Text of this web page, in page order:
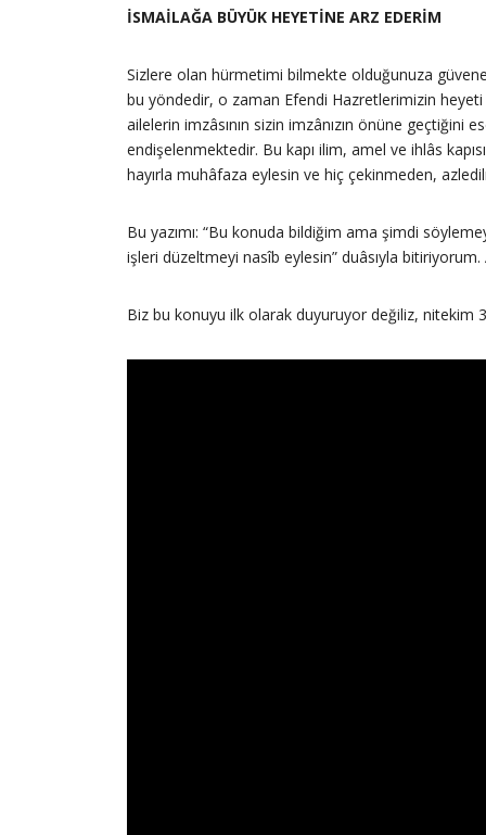
İSMAİLAĞA BÜYÜK HEYETİNE ARZ EDERİM
Sizlere olan hürmetimi bilmekte olduğunuza
bu yöndedir, o zaman Efendi Hazretlerimizin
ailelerin imzâsının sizin imzânızın önüne geçtiğini
endişelenmektedir. Bu kapı ilim, amel ve ihlâs
hayırla muhâfaza eylesin ve hiç çekinmeden,
Bu yazımı: “Bu konuda bildiğim ama şimdi
işleri düzeltmeyi nasîb eylesin” duâsıyla bitiriyorum.
Biz bu konuyu ilk olarak duyuruyor değiliz, nitekim